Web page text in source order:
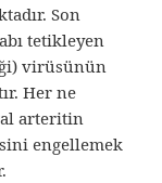
Son
tetikleyen
virüsünün
Her ne
arteritin
engellemek